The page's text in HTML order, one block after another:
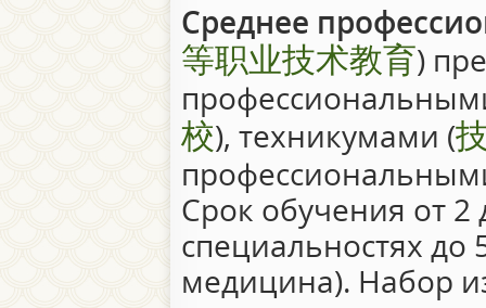
Среднее
等职业技术教育)
校), техникумами (
Срок обучения от 2
специальностях до
медицина). Набор